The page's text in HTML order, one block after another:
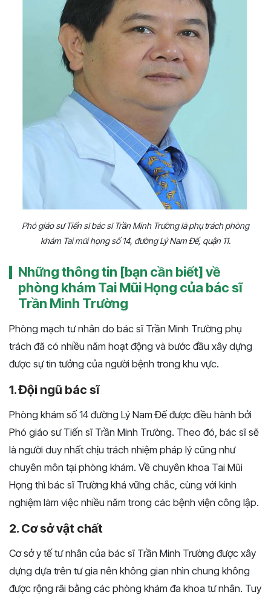
Phó giáo sư Tiến sĩ bác sĩ Trần Minh Trường là phụ trách phòng
khám Tai mũi họng số 14, đường Lý Nam Đế, quận 11.
Những thông tin [bạn cần biết] về
phòng khám Tai Mũi Họng của bác sĩ
Trần Minh Trường
Phòng mạch tư nhân do bác sĩ Trần Minh Trường phụ
trách đã có nhiều năm hoạt động và bước đầu xây dựng
được sự tin tưởng của người bệnh trong khu vực.
1. Đội ngũ bác sĩ
Phòng khám số 14 đường Lý Nam Đế được điều hành bởi
Phó giáo sư Tiến sĩ Trần Minh Trường. Theo đó, bác sĩ sẽ
là người duy nhất chịu trách nhiệm pháp lý cũng như
chuyên môn tại phòng khám. Về chuyên khoa Tai Mũi
Họng thì bác sĩ Trường khá vững chắc, cùng với kinh
nghiệm làm việc nhiều năm trong các bệnh viện công lập.
2. Cơ sở vật chất
Cơ sở y tế tư nhân của bác sĩ Trần Minh Trường được xây
dựng dựa trên tư gia nên không gian nhìn chung không
được rộng rãi bằng các phòng khám đa khoa tư nhân. Tuy